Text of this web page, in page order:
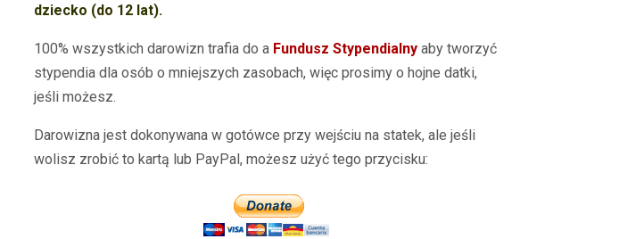
dziecko (do 12 lat).
100% wszystkich darowizn trafia do a Fundusz Stypendialny aby tworzyć
stypendia dla osób o mniejszych zasobach, więc prosimy o hojne datki,
jeśli możesz.
Darowizna jest dokonywana w gotówce przy wejściu na statek, ale jeśli
wolisz zrobić to kartą lub PayPal, możesz użyć tego przycisku: